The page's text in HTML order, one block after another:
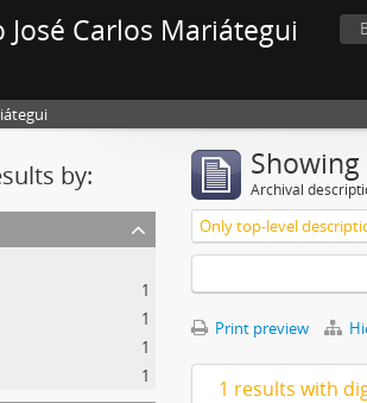
José Carlos Mariátegui
by:
1
1
1
1
Archival
Only top-level
Print preview
1 results with